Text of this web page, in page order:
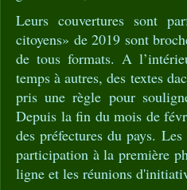
Leurs couvertures sont
citoyens» de 2019 sont
de tous formats. A
temps à autres, des textes
pris une règle pour
Depuis la fin du mois de
des préfectures du pays.
participation à la première
ligne et les réunions